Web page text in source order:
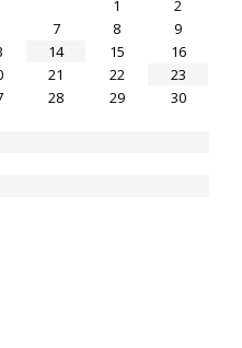
1
2
7 8
9
14 15
16
21 22
23
28 29 30